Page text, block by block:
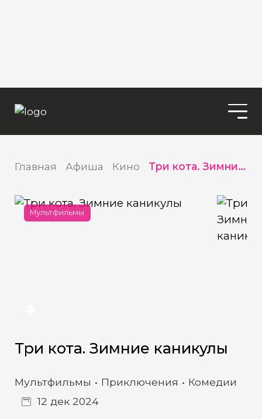
Главная Афиша Кино Три кота. Зимние каникулы
Мультфильмы
Три кота. Зимние каникулы
Мультфильмы Приключения
Комедии
12 дек 2024